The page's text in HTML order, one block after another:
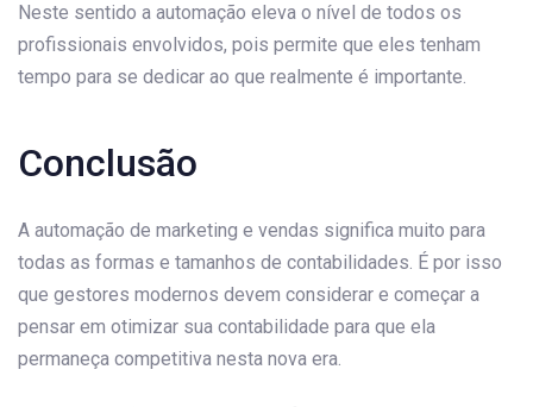
Neste sentido a automação eleva o nível de todos os
profissionais envolvidos, pois permite que eles tenham
tempo para se dedicar ao que realmente é importante.
Conclusão
A automação de marketing e vendas significa muito para
todas as formas e tamanhos de contabilidades. É por isso
que gestores modernos devem considerar e começar a
pensar em otimizar sua contabilidade para que ela
permaneça competitiva nesta nova era.